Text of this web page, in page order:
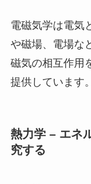
電磁気学は電気
や磁場、電場な
磁気の相互作用
提供しています。
熱力学 – エネ
究する